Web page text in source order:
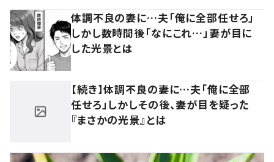
体調不良の妻に…夫「俺に全部任せろ」
しかし数時間後「なにこれ…」妻が目に
した光景とは
【続き】体調不良の妻に…夫「俺に全部
任せろ」しかしその後、妻が目を疑った
『まさかの光景』とは